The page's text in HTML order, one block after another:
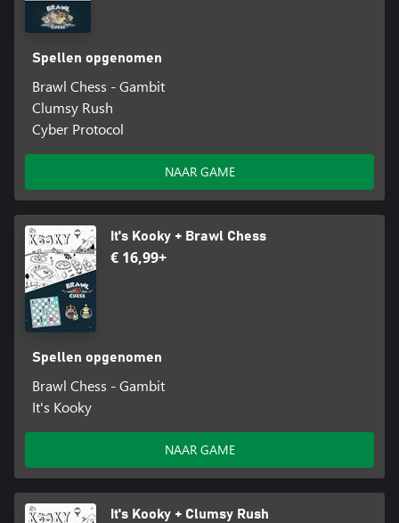
Spellen opgenomen
Brawl Chess - Gambit
Clumsy Rush
Cyber Protocol
NAAR GAME
It's Kooky + Brawl Chess
€ 16,99+
Spellen opgenomen
Brawl Chess - Gambit
It's Kooky
NAAR GAME
It's Kooky + Clumsy Rush